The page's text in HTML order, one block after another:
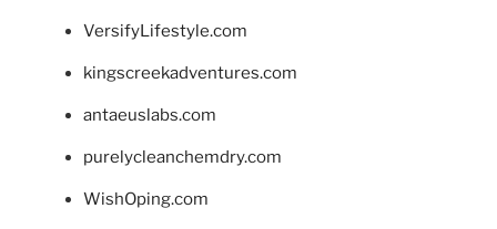
VersifyLifestyle.com
kingscreekadventures.com
antaeuslabs.com
purelycleanchemdry.com
WishOping.com